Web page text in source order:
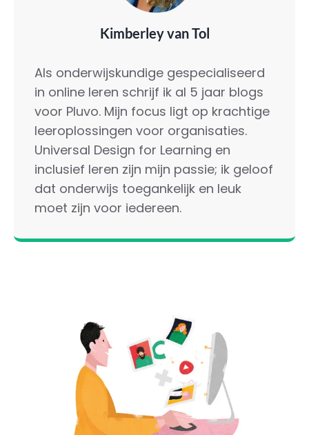
Kimberley van Tol
Als onderwijskundige gespecialiseerd
in online leren schrijf ik al 5 jaar blogs
voor Pluvo. Mijn focus ligt op krachtige
leeroplossingen voor organisaties.
Universal Design for Learning en
inclusief leren zijn mijn passie; ik geloof
dat onderwijs toegankelijk en leuk
moet zijn voor iedereen.